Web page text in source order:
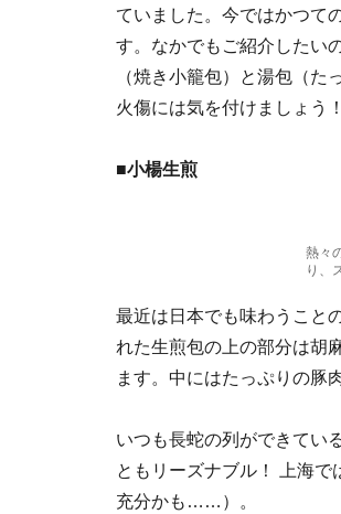
ていました。今ではかつて
す。なかでもご紹介したい
（焼き小籠包）と湯包（
火傷には気を付けましょう！
■小楊生煎
熱々
り、
最近は日本でも味わうこと
れた生煎包の上の部分は胡
ます。中にはたっぷりの豚
いつも長蛇の列ができてい
ともリーズナブル！ 上海
充分かも……）。